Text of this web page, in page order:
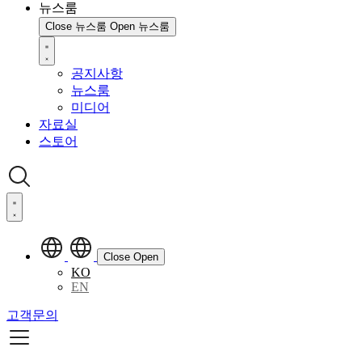
뉴스룸
Close 뉴스룸 Open 뉴스룸
공지사항
뉴스룸
미디어
자료실
스토어
Close Open
KO
EN
고객문의